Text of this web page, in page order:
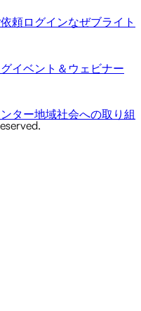
頼ログインなぜブライト
イベント＆ウェビナー
ター地域社会への取り組